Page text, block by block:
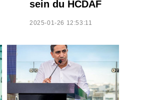
sein du HCDAF
2025-01-26 12:53:11